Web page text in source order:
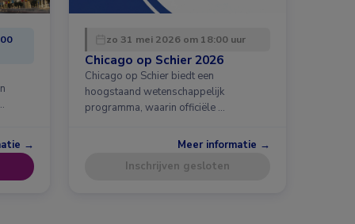
→
zo 31 mei 2026 om 18:00 uur
Chicago op Schier 2026
Chicago op Schier biedt een
hoogstaand wetenschappelijk
programma, waarin officiële …
Meer informatie →
Inschrijven gesloten